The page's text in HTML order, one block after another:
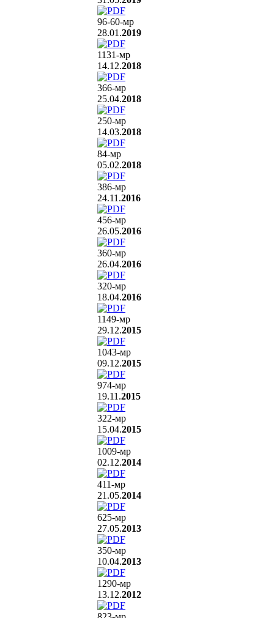
96-60-мр
28.01.2019
1131-мр
14.12.2018
366-мр
25.04.2018
250-мр
14.03.2018
84-мр
05.02.2018
386-мр
24.11.2016
456-мр
26.05.2016
360-мр
26.04.2016
320-мр
18.04.2016
1149-мр
29.12.2015
1043-мр
09.12.2015
974-мр
19.11.2015
322-мр
15.04.2015
1009-мр
02.12.2014
411-мр
21.05.2014
625-мр
27.05.2013
350-мр
10.04.2013
1290-мр
13.12.2012